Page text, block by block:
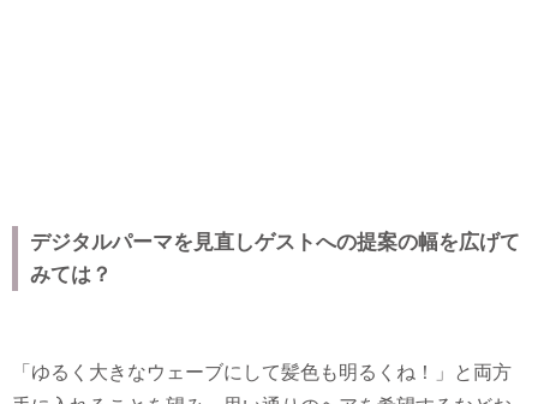
デジタルパーマを見直しゲストへの提案の幅を広げて
みては？
「ゆるく大きなウェーブにして髪色も明るくね！」と両方